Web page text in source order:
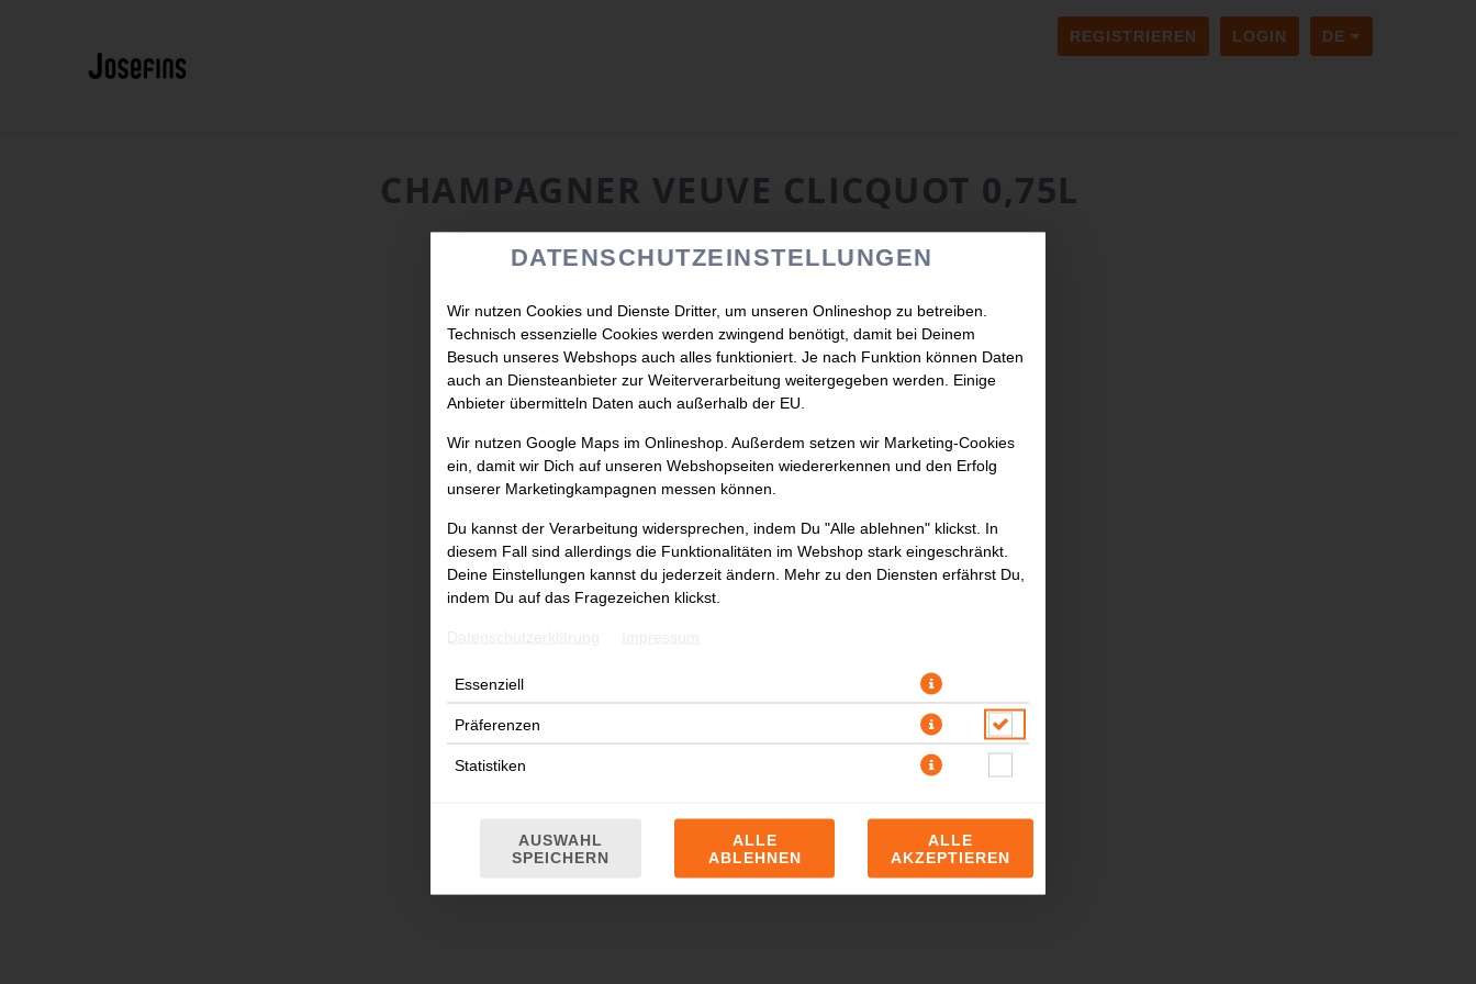
REGISTRIEREN LOGIN DE
SPRACHE
CHAMPAGNER VEUVE CLICQUOT 0,75L
DATENSCHUTZEINSTELLUNGEN
Wir nutzen Cookies und Dienste Dritter, um unseren Onlineshop zu betreiben.
Technisch essenzielle Cookies werden zwingend benötigt, damit bei Deinem
Besuch unseres Webshops auch alles funktioniert. Je nach Funktion können Daten
auch an Diensteanbieter zur Weiterverarbeitung weitergegeben werden. Einige
Anbieter übermitteln Daten auch außerhalb der EU.
Wir nutzen Google Maps im Onlineshop. Außerdem setzen wir Marketing-Cookies
ein, damit wir Dich auf unseren Webshopseiten wiedererkennen und den Erfolg
unserer Marketingkampagnen messen können.
Du kannst der Verarbeitung widersprechen, indem Du "Alle ablehnen" klickst. In
diesem Fall sind allerdings die Funktionalitäten im Webshop stark eingeschränkt.
Deine Einstellungen kannst du jederzeit ändern. Mehr zu den Diensten erfährst Du,
indem Du auf das Fragezeichen klickst.
Essenziell
Präferenzen
Statistiken
AUSWAHL
SPEICHERN
ALLE
ABLEHNEN
ALLE
AKZEPTIEREN